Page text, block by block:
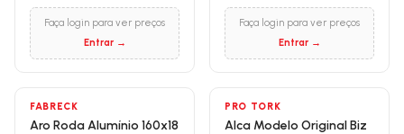
Faça login para ver preços
Entrar →
Faça login para ver preços
Entrar →
FABRECK
Aro Roda Alumínio 160x18
PRO TORK
Alca Modelo Original Biz